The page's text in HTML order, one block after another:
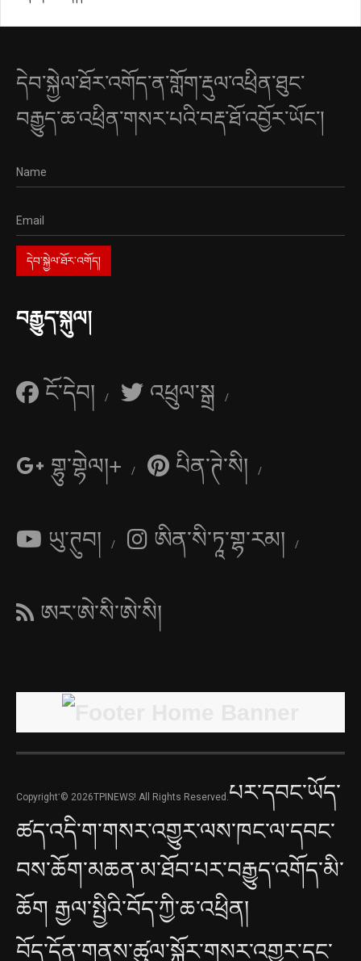
དེབ་སྐྱེལ་ཐོར་འགོད་ན་གློག་རྡུལ་འཕྲིན་ཐུང་
བརྒྱུད་ཆ་འཕྲིན་གསར་པའི་བརྡ་ཐོ་འབྱོར་ཡོང་།
བརྒྱུད་སྐུལ།
ངོ་དེབ། འཕྲུལ་སྒྲ
གྷུ་གྷེལ།+ པིན་ཊེ་སི།
ཡུ་ཊུབ། ཨིན་སི་ཏཱ་གྷ་རམ།
ཨར་ཨེ་སི་ཨེ་སི།
Copyright་© 2026TPINEWS! All Rights Reserved. པར་དབང་ཡོད་
ཚད་འདི་ག་གསར་འགྱུར་ལས་ཁང་ལ་དབང་
བས་ཆོག་མཆན་མ་ཐོབ་པར་བརྒྱུད་འགོད་མི་
ཆོག རྒྱལ་སྤྱིའི་བོད་ཀྱི་ཆ་འཕྲིན།
བོད་དོན་གནས་ཚུལ་སྐོར་གསར་འགྱུར་དང་